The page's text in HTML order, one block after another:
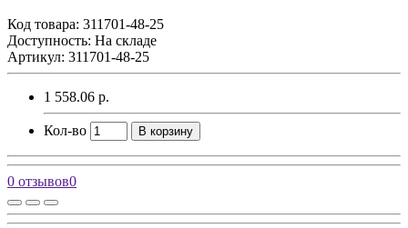
Код товара: 311701-48-25
Доступность: На складе
Артикул: 311701-48-25
1 558.06 р.
Кол-во В корзину
0 отзывов0